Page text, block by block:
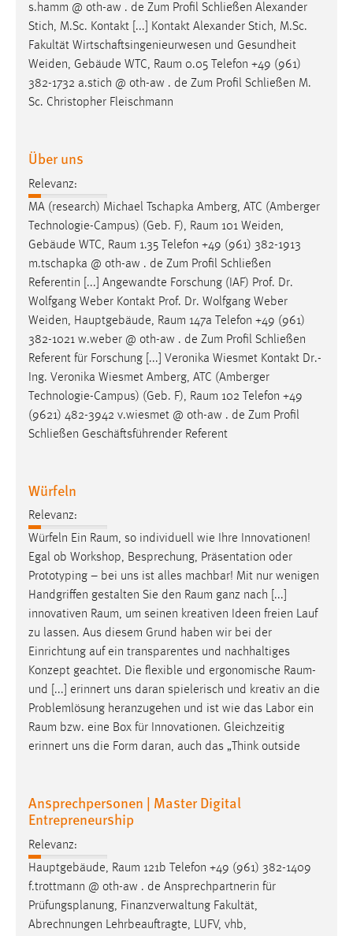
s.hamm @ oth-aw . de Zum Profil Schließen Alexander
Stich, M.Sc. Kontakt [...] Kontakt Alexander Stich, M.Sc.
Fakultät Wirtschaftsingenieurwesen und Gesundheit
Weiden, Gebäude WTC, Raum 0.05 Telefon +49 (961)
382-1732 a.stich @ oth-aw . de Zum Profil Schließen M.
Sc. Christopher Fleischmann
Über uns
Relevanz:
MA (research) Michael Tschapka Amberg, ATC (Amberger
Technologie-Campus) (Geb. F), Raum 101 Weiden,
Gebäude WTC, Raum 1.35 Telefon +49 (961) 382-1913
m.tschapka @ oth-aw . de Zum Profil Schließen
Referentin [...] Angewandte Forschung (IAF) Prof. Dr.
Wolfgang Weber Kontakt Prof. Dr. Wolfgang Weber
Weiden, Hauptgebäude, Raum 147a Telefon +49 (961)
382-1021 w.weber @ oth-aw . de Zum Profil Schließen
Referent für Forschung [...] Veronika Wiesmet Kontakt Dr.-
Ing. Veronika Wiesmet Amberg, ATC (Amberger
Technologie-Campus) (Geb. F), Raum 102 Telefon +49
(9621) 482-3942 v.wiesmet @ oth-aw . de Zum Profil
Schließen Geschäftsführender Referent
Würfeln
Relevanz:
Würfeln Ein Raum, so individuell wie Ihre Innovationen!
Egal ob Workshop, Besprechung, Präsentation oder
Prototyping – bei uns ist alles machbar! Mit nur wenigen
Handgriffen gestalten Sie den Raum ganz nach [...]
innovativen Raum, um seinen kreativen Ideen freien Lauf
zu lassen. Aus diesem Grund haben wir bei der
Einrichtung auf ein transparentes und nachhaltiges
Konzept geachtet. Die flexible und ergonomische Raum-
und [...] erinnert uns daran spielerisch und kreativ an die
Problemlösung heranzugehen und ist wie das Labor ein
Raum bzw. eine Box für Innovationen. Gleichzeitig
erinnert uns die Form daran, auch das „Think outside
Ansprechpersonen | Master Digital
Entrepreneurship
Relevanz:
Hauptgebäude, Raum 121b Telefon +49 (961) 382-1409
f.trottmann @ oth-aw . de Ansprechpartnerin für
Prüfungsplanung, Finanzverwaltung Fakultät,
Abrechnungen Lehrbeauftragte, LUFV, vhb,